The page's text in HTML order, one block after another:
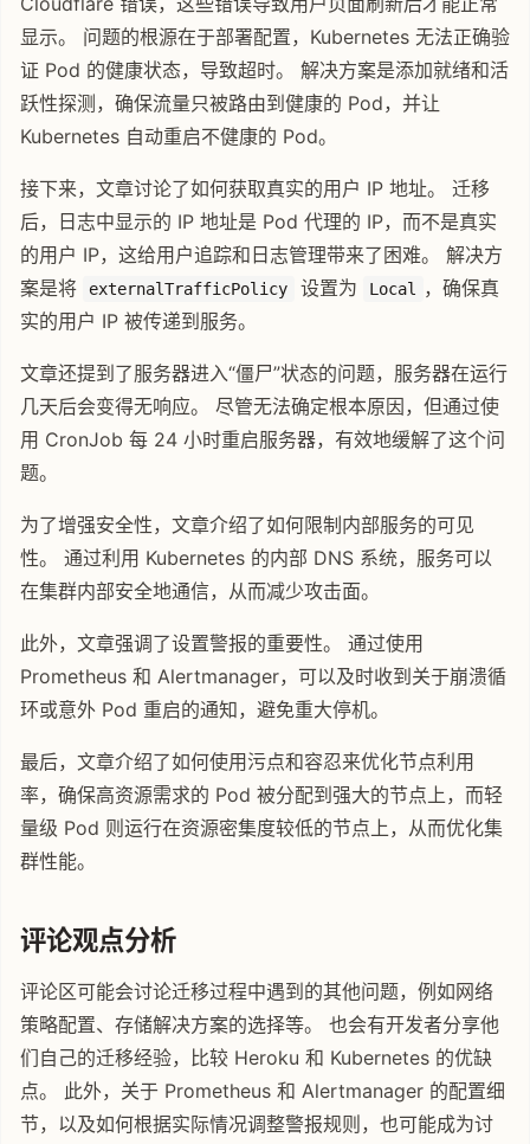
显示。 问题的根源在于部署配置，Kubernetes 无法正确验
证 Pod 的健康状态，导致超时。 解决方案是添加就绪和活
跃性探测，确保流量只被路由到健康的 Pod，并让
Kubernetes 自动重启不健康的 Pod。
接下来，文章讨论了如何获取真实的用户 IP 地址。 迁移
后，日志中显示的 IP 地址是 Pod 代理的 IP，而不是真实
的用户 IP，这给用户追踪和日志管理带来了困难。 解决方
案是将
externalTrafficPolicy 设置为 Local
，确保真
实的用户 IP 被传递到服务。
文章还提到了服务器进入“僵尸”状态的问题，服务器在运行
几天后会变得无响应。 尽管无法确定根本原因，但通过使
用 CronJob 每 24 小时重启服务器，有效地缓解了这个问
题。
为了增强安全性，文章介绍了如何限制内部服务的可见
性。 通过利用 Kubernetes 的内部 DNS 系统，服务可以
在集群内部安全地通信，从而减少攻击面。
此外，文章强调了设置警报的重要性。 通过使用
Prometheus 和 Alertmanager，可以及时收到关于崩溃循
环或意外 Pod 重启的通知，避免重大停机。
最后，文章介绍了如何使用污点和容忍来优化节点利用
率，确保高资源需求的 Pod 被分配到强大的节点上，而轻
量级 Pod 则运行在资源密集度较低的节点上，从而优化集
群性能。
评论观点分析
评论区可能会讨论迁移过程中遇到的其他问题，例如网络
策略配置、存储解决方案的选择等。 也会有开发者分享他
们自己的迁移经验，比较 Heroku 和 Kubernetes 的优缺
点。 此外，关于 Prometheus 和 Alertmanager 的配置细
节，以及如何根据实际情况调整警报规则，也可能成为讨